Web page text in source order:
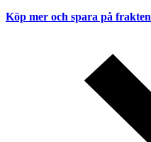
Köp mer och spara på frakten